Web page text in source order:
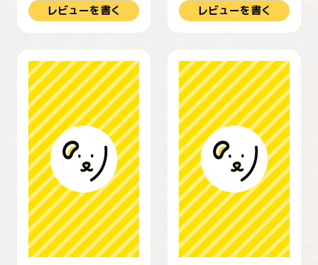
レビューを書く レビューを書く